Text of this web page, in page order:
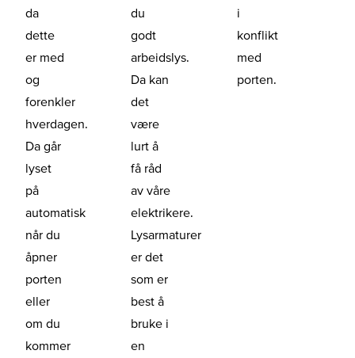
da
dette
er med
og
forenkler
hverdagen.
Da går
lyset
på
automatisk
når du
åpner
porten
eller
om du
kommer
du
godt
arbeidslys.
Da kan
det
være
lurt å
få råd
av våre
elektrikere.
Lysarmaturer
er det
som er
best å
bruke i
en
i
konflikt
med
porten.